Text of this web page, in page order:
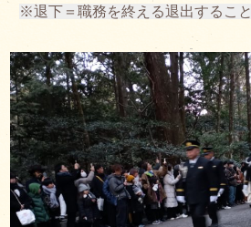
※退下＝職務を終える退出すること